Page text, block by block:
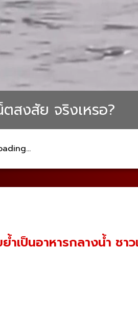
สงสัย จริงเหรอ?
เป็นอาหารกลางน้ำ ชาว